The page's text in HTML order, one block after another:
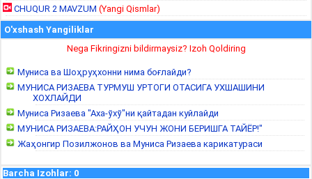
CHUQUR 2 MAVZUM (Yangi Qismlar)
O'xshash Yangiliklar
Nega Fikringizni bildirmaysiz? Izoh Qoldiring
Муниса ва Шоҳруҳхонни нима боғлайди?
МУНИСА РИЗАЕВА ТУРМУШ УРТОГИ ОТАСИГА УХШАШИНИ
ХОХЛАЙДИ
Муниса Ризаева "Аха-ўхў"ни қайтадан куйлайди
МУНИСА РИЗАЕВА:РАЙҲОН УЧУН ЖОНИ БЕРИШГА ТАЙЁР!"
Жаҳонгир Позилжонов ва Муниса Ризаева карикатураси
Barcha Izohlar: 0